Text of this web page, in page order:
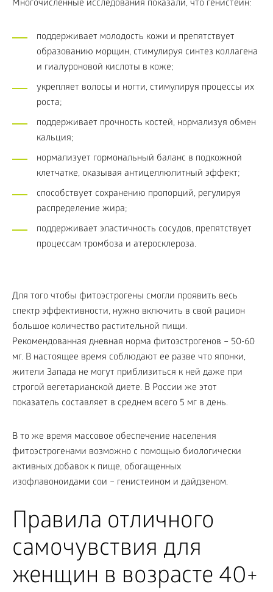
Многочисленные исследования показали, что генистеин:
поддерживает молодость кожи и препятствует
образованию морщин, стимулируя синтез коллагена
и гиалуроновой кислоты в коже;
укрепляет волосы и ногти, стимулируя процессы их
роста;
поддерживает прочность костей, нормализуя обмен
кальция;
нормализует гормональный баланс в подкожной
клетчатке, оказывая антицеллюлитный эффект;
способствует сохранению пропорций, регулируя
распределение жира;
поддерживает эластичность сосудов, препятствует
процессам тромбоза и атеросклероза.
Для того чтобы фитоэстрогены смогли проявить весь
спектр эффективности, нужно включить в свой рацион
большое количество растительной пищи.
Рекомендованная дневная норма фитоэстрогенов – 50-60
мг. В настоящее время соблюдают ее разве что японки,
жители Запада не могут приблизиться к ней даже при
строгой вегетарианской диете. В России же этот
показатель составляет в среднем всего 5 мг в день.
В то же время массовое обеспечение населения
фитоэстрогенами возможно с помощью биологически
активных добавок к пище, обогащенных
изофлавоноидами сои – генистеином и дайдзеном.
Правила отличного
самочувствия для
женщин в возрасте 40+